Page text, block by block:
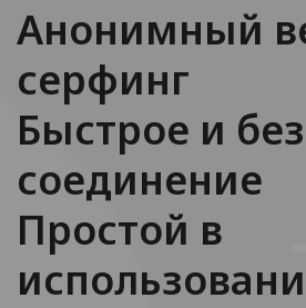
Анонимный
серфинг
Быстрое и
соединение
Простой в